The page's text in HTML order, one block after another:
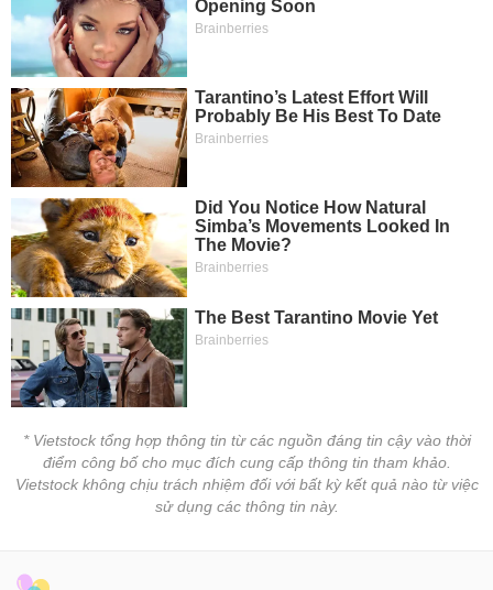
* Vietstock tổng hợp thông tin từ các nguồn đáng tin cậy vào thời
điểm công bố cho mục đích cung cấp thông tin tham khảo.
Vietstock không chịu trách nhiệm đối với bất kỳ kết quả nào từ việc
sử dụng các thông tin này.